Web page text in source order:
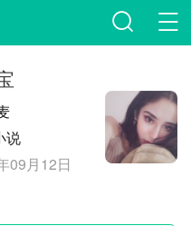
说
09月12日